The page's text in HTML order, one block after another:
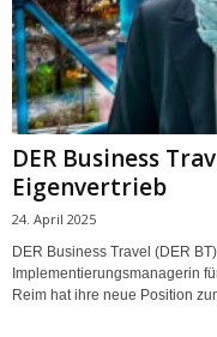
DER Business
Eigenvertrieb
24. April 2025
DER Business Travel (DER
Implementierungsmanagerin
Reim hat ihre neue Position